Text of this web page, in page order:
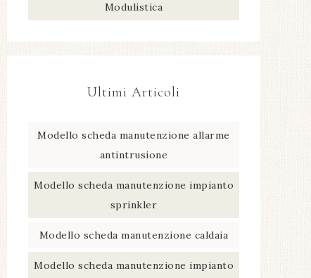
Modulistica
Ultimi Articoli
Modello scheda manutenzione allarme
antintrusione​
Modello scheda manutenzione impianto
sprinkler​
Modello scheda manutenzione caldaia​
Modello scheda manutenzione impianto